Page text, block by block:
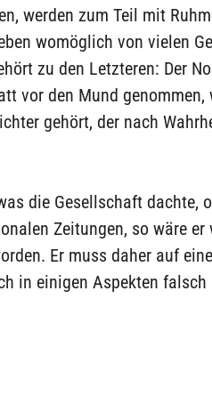
werden zum Teil mit
womöglich von vielen
zu den Letzteren: Der
vor den Mund genommen,
gehört, der nach
die Gesellschaft dachte,
Zeitungen, so wäre
Er muss daher auf
in einigen Aspekten falsch